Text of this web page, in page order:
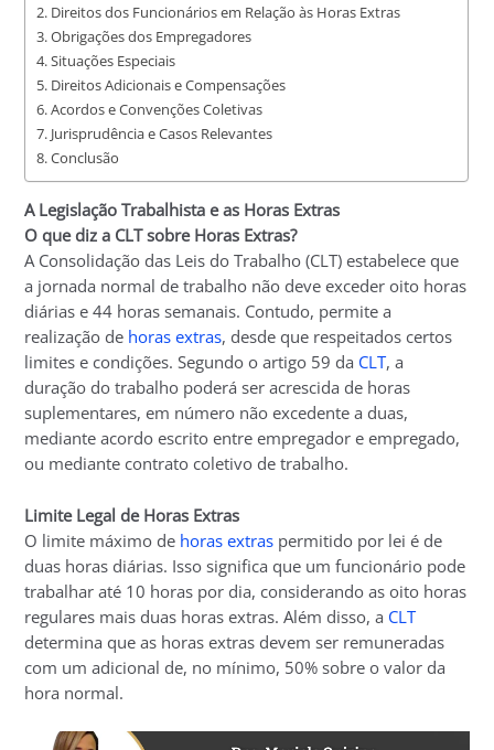
Direitos dos Funcionários em Relação às Horas Extras
Obrigações dos Empregadores
Situações Especiais
Direitos Adicionais e Compensações
Acordos e Convenções Coletivas
Jurisprudência e Casos Relevantes
Conclusão
A Legislação Trabalhista e as Horas Extras
O que diz a CLT sobre Horas Extras?
A Consolidação das Leis do Trabalho (CLT) estabelece que
a jornada normal de trabalho não deve exceder oito horas
diárias e 44 horas semanais. Contudo, permite a
realização de horas extras, desde que respeitados certos
limites e condições. Segundo o artigo 59 da CLT, a
duração do trabalho poderá ser acrescida de horas
suplementares, em número não excedente a duas,
mediante acordo escrito entre empregador e empregado,
ou mediante contrato coletivo de trabalho.
Limite Legal de Horas Extras
O limite máximo de horas extras permitido por lei é de
duas horas diárias. Isso significa que um funcionário pode
trabalhar até 10 horas por dia, considerando as oito horas
regulares mais duas horas extras. Além disso, a CLT
determina que as horas extras devem ser remuneradas
com um adicional de, no mínimo, 50% sobre o valor da
hora normal.